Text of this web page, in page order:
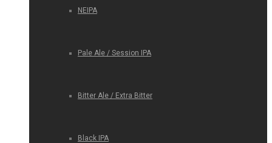
NEIPA
Pale Ale / Session IPA
Bitter Ale / Extra Bitter
Black IPA